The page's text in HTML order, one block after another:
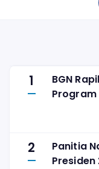
1
BGN
Program
2
Panitia
Presiden